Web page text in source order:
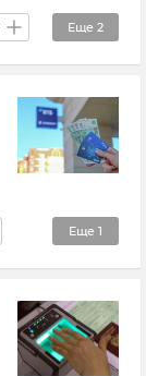
Еще 2
Еще 1